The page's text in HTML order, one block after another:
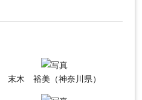
末木 裕美（神奈川県）